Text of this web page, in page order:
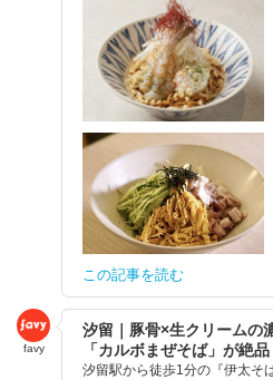
この記事を読む
favy
汐留｜豚骨×生クリームの
「カルボまぜそば」が絶品
汐留駅から徒歩1分の『伊太そ